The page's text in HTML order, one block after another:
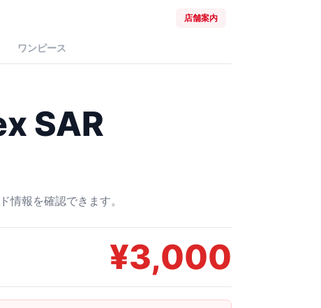
店舗案内
ワンピース
SAR
情報を確認できます。
¥3,000